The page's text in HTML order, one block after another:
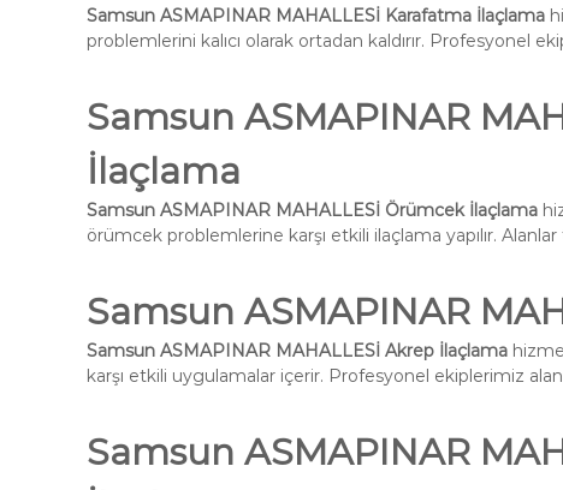
Samsun ASMAPINAR MAHALLESİ Karafatma İlaçlama
problemlerini kalıcı olarak ortadan kaldırır. Profesyonel
Samsun ASMAPINAR
İlaçlama
Samsun ASMAPINAR MAHALLESİ Örümcek İlaçlama
örümcek problemlerine karşı etkili ilaçlama yapılır.
Samsun ASMAPINAR
Samsun ASMAPINAR MAHALLESİ Akrep İlaçlama
karşı etkili uygulamalar içerir. Profesyonel ekiplerimiz
Samsun ASMAPINAR